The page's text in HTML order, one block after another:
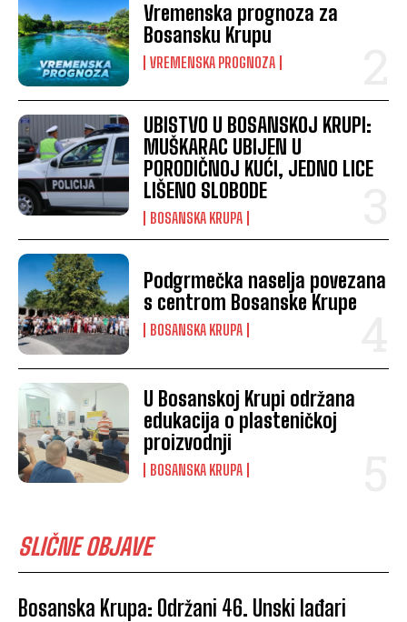
Vremenska prognoza za
Bosansku Krupu
VREMENSKA PROGNOZA
UBISTVO U BOSANSKOJ KRUPI:
MUŠKARAC UBIJEN U
PORODIČNOJ KUĆI, JEDNO LICE
LIŠENO SLOBODE
BOSANSKA KRUPA
Podgrmečka naselja povezana
s centrom Bosanske Krupe
BOSANSKA KRUPA
U Bosanskoj Krupi održana
edukacija o plasteničkoj
proizvodnji
BOSANSKA KRUPA
SLIČNE OBJAVE
Bosanska Krupa: Održani 46. Unski lađari